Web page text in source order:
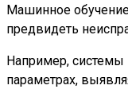
Машинное
предвидеть
Например, системы
параметрах,